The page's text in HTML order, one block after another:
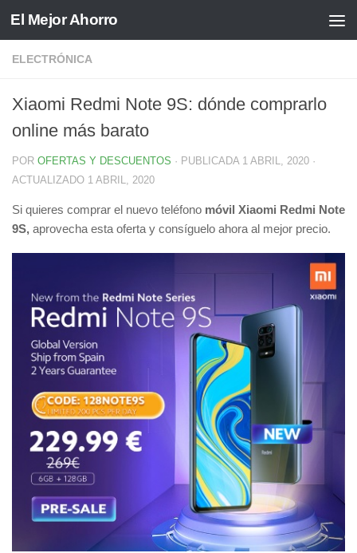
Saltar al contenido
El Mejor Ahorro
ELECTRÓNICA
Xiaomi Redmi Note 9S: dónde comprarlo
online más barato
POR OFERTAS Y DESCUENTOS · PUBLICADA 1 ABRIL, 2020 ·
ACTUALIZADO 1 ABRIL, 2020
Si quieres comprar el nuevo teléfono móvil Xiaomi Redmi Note
9S, aprovecha esta oferta y consíguelo ahora al mejor precio.